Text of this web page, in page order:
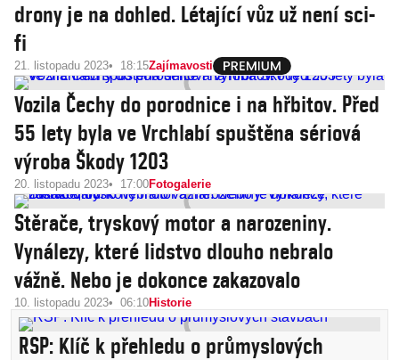
drony je na dohled. Létající vůz už není sci-
fi
21. listopadu 2023 18:15Zajímavosti
Vozila Čechy do porodnice i na hřbitov. Před
55 lety byla ve Vrchlabí spuštěna sériová
výroba Škody 1203
20. listopadu 2023 17:00Fotogalerie
Stěrače, tryskový motor a narozeniny.
Vynálezy, které lidstvo dlouho nebralo
vážně. Nebo je dokonce zakazovalo
10. listopadu 2023 06:10Historie
RSP: Klíč k přehledu o průmyslových